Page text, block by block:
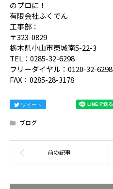
のプロに！
有限会社ふくでん
工事部：
〒323-0829
栃木県小山市東城南5-22-3
TEL：0285-32-6298
フリーダイヤル：0120-32-6298
FAX：0285-28-3178
ツイート
ブログ